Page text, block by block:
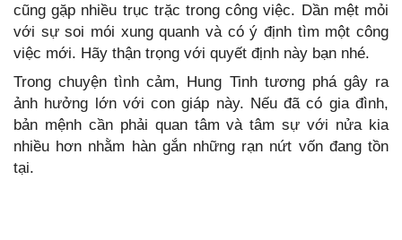
cũng gặp nhiều trục trặc trong công việc. Dần mệt mỏi
với sự soi mói xung quanh và có ý định tìm một công
việc mới. Hãy thận trọng với quyết định này bạn nhé.
Trong chuyện tình cảm, Hung Tinh tương phá gây ra
ảnh hưởng lớn với con giáp này. Nếu đã có gia đình,
bản mệnh cần phải quan tâm và tâm sự với nửa kia
nhiều hơn nhằm hàn gắn những rạn nứt vốn đang tồn
tại.